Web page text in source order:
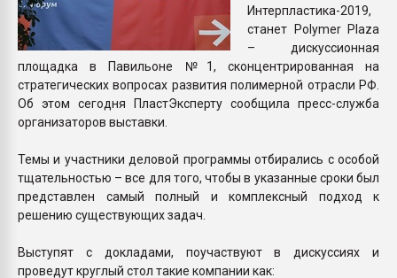
Интерпластика-2019,
станет Polymer Plaza
– дискуссионная
площадка в Павильоне №1, сконцентрированная на
стратегических вопросах развития полимерной отрасли РФ.
Об этом сегодня ПластЭксперту сообщила пресс-служба
организаторов выставки.
Темы и участники деловой программы отбирались с особой
тщательностью – все для того, чтобы в указанные сроки был
представлен самый полный и комплексный подход к
решению существующих задач.
Выступят с докладами, поучаствуют в дискуссиях и
проведут круглый стол такие компании как: